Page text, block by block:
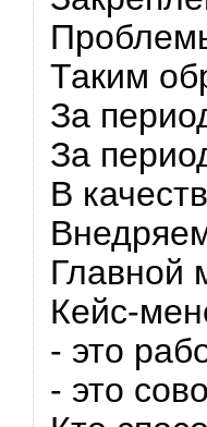
Таким
За
За
В
Главной
Кейс-
- это
- это